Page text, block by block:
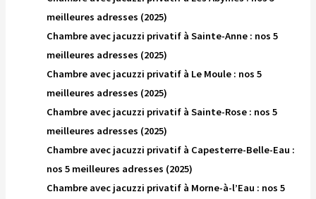
meilleures adresses (2025)
Chambre avec jacuzzi privatif à Sainte-Anne : nos 5
meilleures adresses (2025)
Chambre avec jacuzzi privatif à Le Moule : nos 5
meilleures adresses (2025)
Chambre avec jacuzzi privatif à Sainte-Rose : nos 5
meilleures adresses (2025)
Chambre avec jacuzzi privatif à Capesterre-Belle-Eau :
nos 5 meilleures adresses (2025)
Chambre avec jacuzzi privatif à Morne-à-l’Eau : nos 5